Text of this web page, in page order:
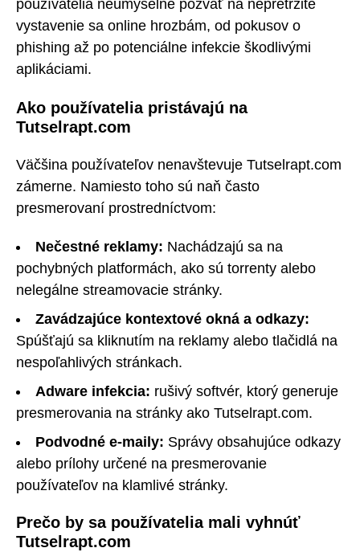
používatelia neúmyselne pozvať na nepretržité
vystavenie sa online hrozbám, od pokusov o
phishing až po potenciálne infekcie škodlivými
aplikáciami.
Ako používatelia pristávajú na
Tutselrapt.com
Väčšina používateľov nenavštevuje Tutselrapt.com
zámerne. Namiesto toho sú naň často
presmerovaní prostredníctvom:
Nečestné reklamy: Nachádzajú sa na
pochybných platformách, ako sú torrenty alebo
nelegálne streamovacie stránky.
Zavádzajúce kontextové okná a odkazy:
Spúšťajú sa kliknutím na reklamy alebo tlačidlá na
nespoľahlivých stránkach.
Adware infekcia: rušivý softvér, ktorý generuje
presmerovania na stránky ako Tutselrapt.com.
Podvodné e-maily: Správy obsahujúce odkazy
alebo prílohy určené na presmerovanie
používateľov na klamlivé stránky.
Prečo by sa používatelia mali vyhnúť
Tutselrapt.com